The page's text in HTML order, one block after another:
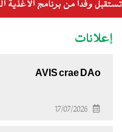
إعلانات
AVIS crae DAo
17/07/2026